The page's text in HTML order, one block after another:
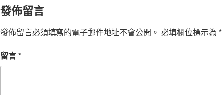
發佈留言
發佈留言必須填寫的電子郵件地址不會公開。 必填欄位標示為 *
留言*